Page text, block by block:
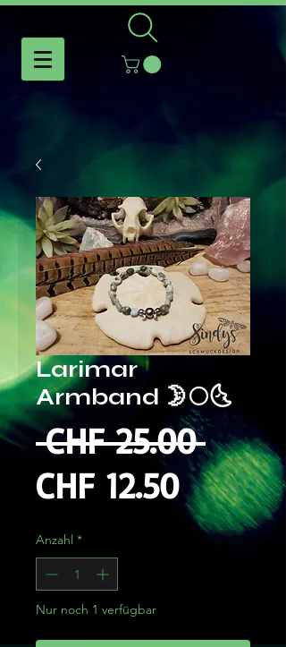
Larimar
Armband 🌛🌕🌜
CHF 25.00
CHF 12.50Sale-
Preis
Anzahl *
Nur noch 1 verfügbar